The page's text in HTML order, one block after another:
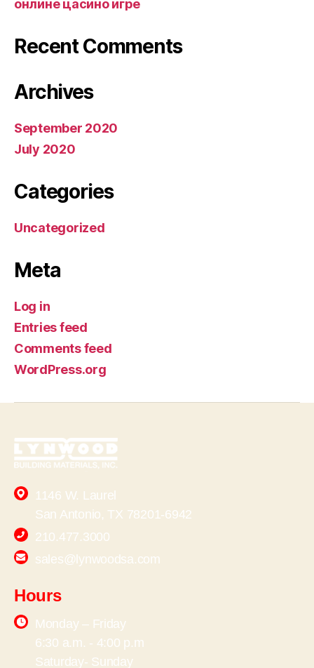
онлине цасино игре
Recent Comments
Archives
September 2020
July 2020
Categories
Uncategorized
Meta
Log in
Entries feed
Comments feed
WordPress.org
1146 W. Laurel
San Antonio, TX 78201-6942
210.477.3000
sales@lynwoodsa.com
Hours
Monday – Friday
6:30 a.m. - 4:00 p.m
Saturday- Sunday